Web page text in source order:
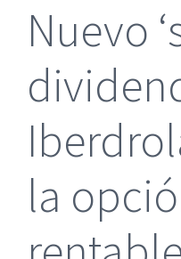
Nuevo
la